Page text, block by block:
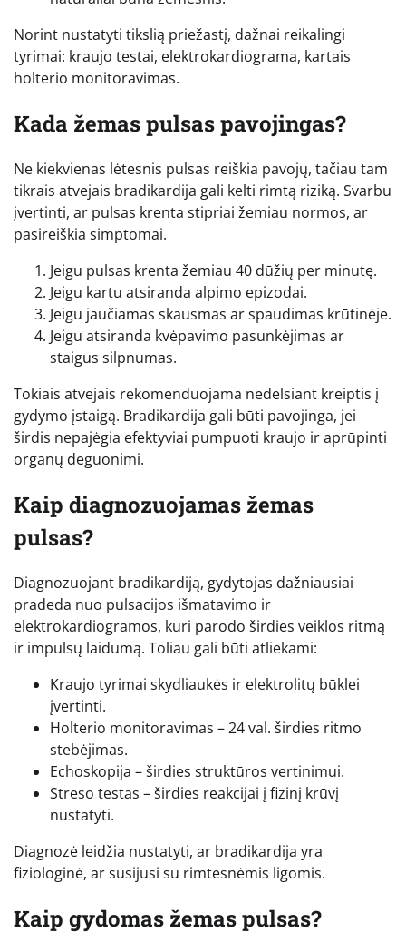
Norint nustatyti tikslią priežastį, dažnai reikalingi
tyrimai: kraujo testai, elektrokardiograma, kartais
holterio monitoravimas.
Kada žemas pulsas pavojingas?
Ne kiekvienas lėtesnis pulsas reiškia pavojų, tačiau tam
tikrais atvejais bradikardija gali kelti rimtą riziką. Svarbu
įvertinti, ar pulsas krenta stipriai žemiau normos, ar
pasireiškia simptomai.
Jeigu pulsas krenta žemiau 40 dūžių per minutę.
Jeigu kartu atsiranda alpimo epizodai.
Jeigu jaučiamas skausmas ar spaudimas krūtinėje.
Jeigu atsiranda kvėpavimo pasunkėjimas ar
staigus silpnumas.
Tokiais atvejais rekomenduojama nedelsiant kreiptis į
gydymo įstaigą. Bradikardija gali būti pavojinga, jei
širdis nepajėgia efektyviai pumpuoti kraujo ir aprūpinti
organų deguonimi.
Kaip diagnozuojamas žemas
pulsas?
Diagnozuojant bradikardiją, gydytojas dažniausiai
pradeda nuo pulsacijos išmatavimo ir
elektrokardiogramos, kuri parodo širdies veiklos ritmą
ir impulsų laidumą. Toliau gali būti atliekami:
Kraujo tyrimai skydliaukės ir elektrolitų būklei
įvertinti.
Holterio monitoravimas – 24 val. širdies ritmo
stebėjimas.
Echoskopija – širdies struktūros vertinimui.
Streso testas – širdies reakcijai į fizinį krūvį
nustatyti.
Diagnozė leidžia nustatyti, ar bradikardija yra
fiziologinė, ar susijusi su rimtesnėmis ligomis.
Kaip gydomas žemas pulsas?